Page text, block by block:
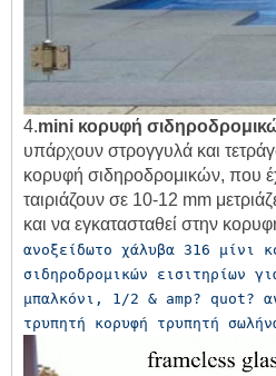
4.mini κορυφή
υπάρχουν στρογγυλά και
κορυφή σιδηροδρομικών, που
ταιριάζουν σε 10-12 mm
και να εγκατασταθεί στην
ανοξείδωτο χάλυβα 316 μίνι
σιδηροδρομικών εισιτηρίων
μπαλκόνι, 1/2 & amp? quot?
τρυπητή κορυφή τρυπητή